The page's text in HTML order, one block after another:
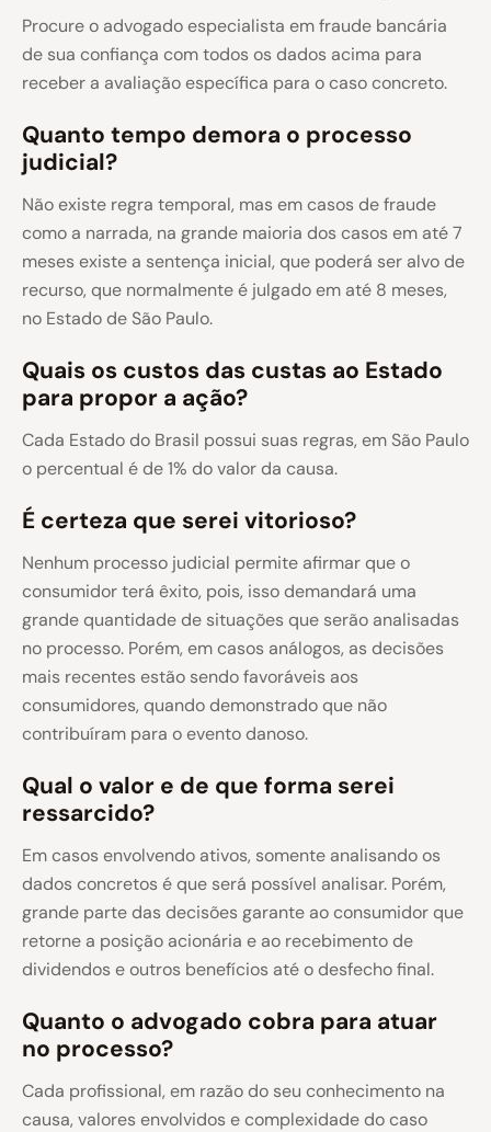
Procure o advogado especialista em fraude bancária
de sua confiança com todos os dados acima para
receber a avaliação específica para o caso concreto.
Quanto tempo demora o processo
judicial?
Não existe regra temporal, mas em casos de fraude
como a narrada, na grande maioria dos casos em até 7
meses existe a sentença inicial, que poderá ser alvo de
recurso, que normalmente é julgado em até 8 meses,
no Estado de São Paulo.
Quais os custos das custas ao Estado
para propor a ação?
Cada Estado do Brasil possui suas regras, em São Paulo
o percentual é de 1% do valor da causa.
É certeza que serei vitorioso?
Nenhum processo judicial permite afirmar que o
consumidor terá êxito, pois, isso demandará uma
grande quantidade de situações que serão analisadas
no processo. Porém, em casos análogos, as decisões
mais recentes estão sendo favoráveis aos
consumidores, quando demonstrado que não
contribuíram para o evento danoso.
Qual o valor e de que forma serei
ressarcido?
Em casos envolvendo ativos, somente analisando os
dados concretos é que será possível analisar. Porém,
grande parte das decisões garante ao consumidor que
retorne a posição acionária e ao recebimento de
dividendos e outros benefícios até o desfecho final.
Quanto o advogado cobra para atuar
no processo?
Cada profissional, em razão do seu conhecimento na
causa, valores envolvidos e complexidade do caso